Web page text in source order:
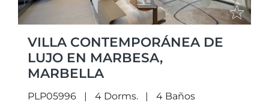
VILLA CONTEMPORÁNEA DE
LUJO EN MARBESA,
MARBELLA
PLP05996 4 Dorms.
4 Baños